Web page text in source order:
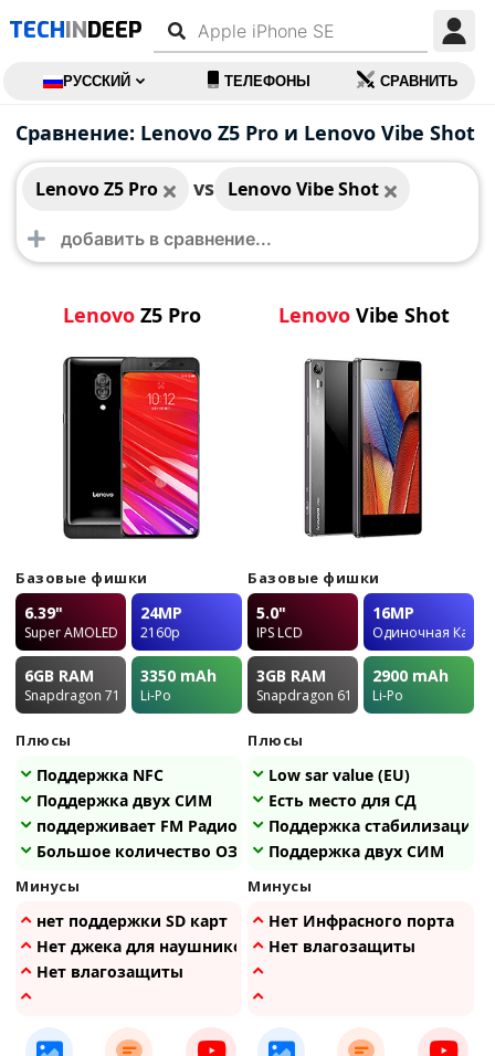
TECHINDEEP
РУССКИЙ ТЕЛЕФОНЫ СРАВНИТЬ
Сравнение: Lenovo Z5 Pro и Lenovo Vibe Shot
Lenovo Z5 Pro vs Lenovo Vibe Shot
Lenovo Z5 Pro
Lenovo Z5 Pro
Базовые фишки
6.39"
Super AMOLED
24MP
2160p
6GB RAM
Snapdragon 710
3350 mAh
Li-Po
Плюсы
Поддержка NFC
Поддержка двух СИМ
поддерживает FM Радио
Большое количество ОЗУ
Минусы
нет поддержки SD карт
Нет джека для наушников
Нет влагозащиты
Lenovo Vibe Shot
Lenovo Vibe Shot
Базовые фишки
5.0"
IPS LCD
16MP
Одиночная
3GB RAM
Snapdragon 615
2900 mAh
Li-Po
Плюсы
Low sar value (EU)
Есть место для СД
Поддержка стабилизации
Поддержка двух СИМ
Минусы
Нет Инфрасного порта
Нет влагозащиты